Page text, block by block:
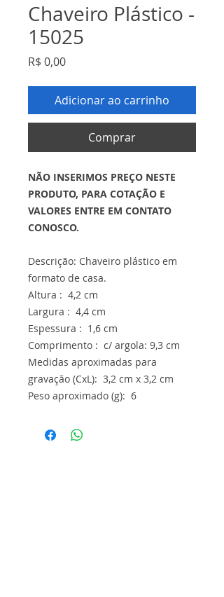
Chaveiro Plástico -
15025
R$ 0,00Preço
Adicionar ao carrinho
Comprar
NÃO INSERIMOS PREÇO NESTE
PRODUTO, PARA COTAÇÃO E
VALORES ENTRE EM CONTATO
CONOSCO.
Descrição: Chaveiro plástico em
formato de casa.
Altura : 4,2 cm
Largura : 4,4 cm
Espessura : 1,6 cm
Comprimento : c/ argola: 9,3 cm
Medidas aproximadas para
gravação (CxL): 3,2 cm x 3,2 cm
Peso aproximado (g): 6